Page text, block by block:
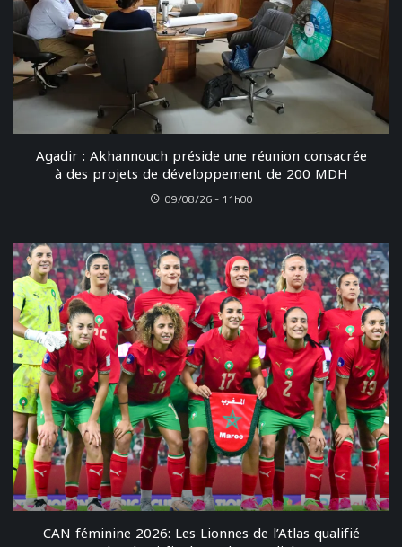
Agadir : Akhannouch préside une réunion consacrée
à des projets de développement de 200 MDH
09/08/26 - 11h00
CAN féminine 2026: Les Lionnes de l’Atlas qualifié